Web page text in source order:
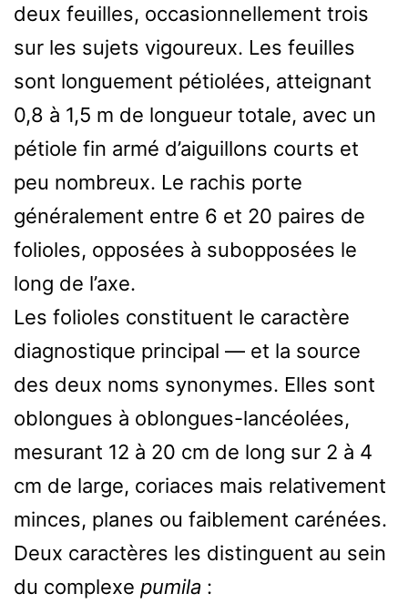
deux feuilles, occasionnellement trois
sur les sujets vigoureux. Les feuilles
sont longuement pétiolées, atteignant
0,8 à 1,5 m de longueur totale, avec un
pétiole fin armé d’aiguillons courts et
peu nombreux. Le rachis porte
généralement entre 6 et 20 paires de
folioles, opposées à subopposées le
long de l’axe.
Les folioles constituent le caractère
diagnostique principal — et la source
des deux noms synonymes. Elles sont
oblongues à oblongues-lancéolées,
mesurant 12 à 20 cm de long sur 2 à 4
cm de large, coriaces mais relativement
minces, planes ou faiblement carénées.
Deux caractères les distinguent au sein
du complexe pumila :